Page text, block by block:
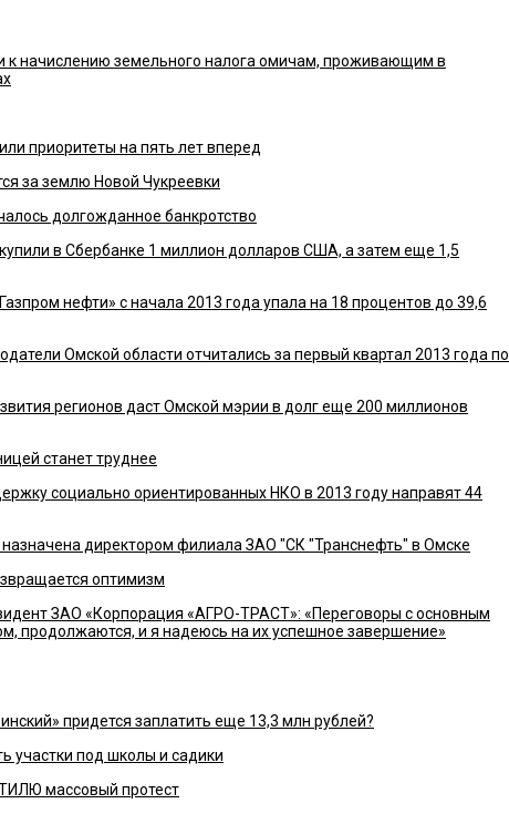
к начислению земельного налога омичам, проживающим в
приоритеты на пять лет вперед
за землю Новой Чукреевки
долгожданное банкротство
в Сбербанке 1 миллион долларов США, а затем еще 1,5
нефти» с начала 2013 года упала на 18 процентов до 39,6
Омской области отчитались за первый квартал 2013 года по
регионов даст Омской мэрии в долг еще 200 миллионов
станет труднее
социально ориентированных НКО в 2013 году направят 44
директором филиала ЗАО "СК "Транснефть" в Омске
оптимизм
ЗАО «Корпорация «АГРО-ТРАСТ»: «Переговоры с основным
продолжаются, и я надеюсь на их успешное завершение»
придется заплатить еще 13,3 млн рублей?
участки под школы и садики
массовый протест